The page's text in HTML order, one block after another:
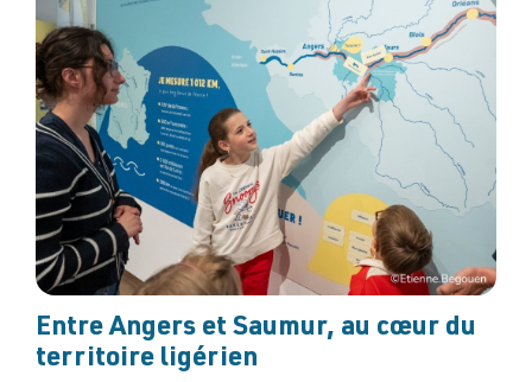
Entre Angers et Saumur, au cœur du
territoire ligérien